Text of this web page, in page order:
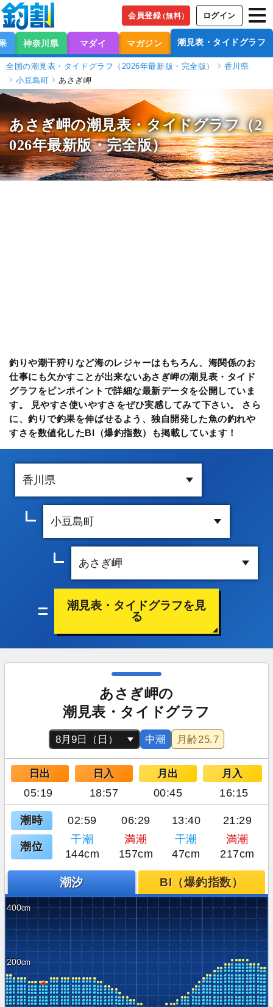
会員登録（無料） ログイン
神奈川県 マダイ マガジン 潮見表・タイドグラフ
全国の潮見表・タイドグラフ（2026年最新版・完全版）
香川県
小豆島町
あさぎ岬
あさぎ岬の潮見表・タイドグラフ（2
026年最新版・完全版）
釣りや潮干狩りなど海のレジャーはもちろん、海関係のお
仕事にも欠かすことが出来ないあさぎ岬の潮見表・タイド
グラフをピンポイントで詳細な最新データを公開していま
す。 見やすさ使いやすさをぜひ実感してみて下さい。 さら
に、釣りで釣果を伸ばせるよう、独自開発した魚の釣れや
すさを数値化したBI（爆釣指数）も掲載しています！
潮見表・タイドグラフを見
る
あさぎ岬の
潮見表・タイドグラフ
中潮 月齢25.7
日出 日入 月出 月入
05:19 18:57 00:45 16:15
潮時 02:59 06:29 13:40 21:29
潮位
干潮 満潮 干潮
満潮
144cm
157cm 47cm 217cm
潮汐 BI（爆釣指数）
400
200